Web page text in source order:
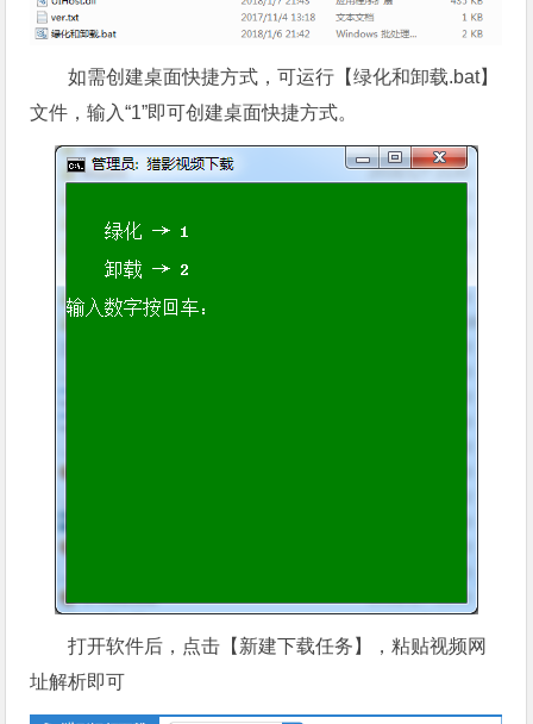
如需创建桌面快捷方式，可运行【绿化和卸载.bat】
文件，输入“1”即可创建桌面快捷方式。
打开软件后，点击【新建下载任务】，粘贴视频网
址解析即可